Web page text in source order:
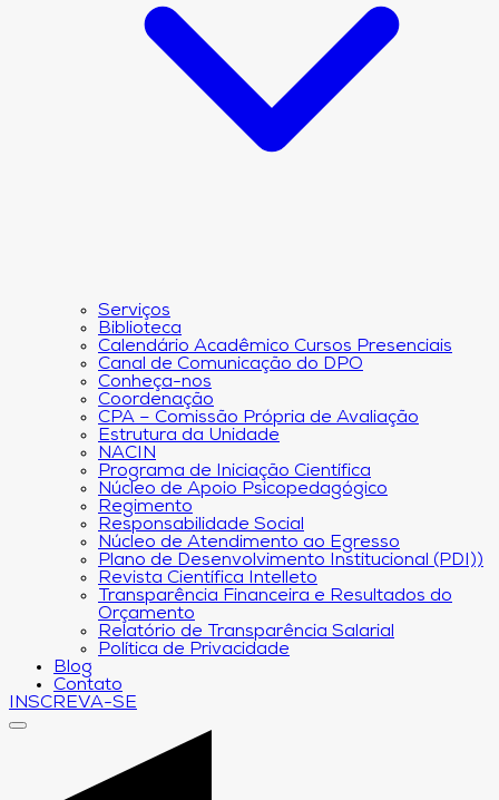
Serviços
Biblioteca
Calendário Acadêmico Cursos Presenciais
Canal de Comunicação do DPO
Conheça-nos
Coordenação
CPA – Comissão Própria de Avaliação
Estrutura da Unidade
NACIN
Programa de Iniciação Científica
Núcleo de Apoio Psicopedagógico
Regimento
Responsabilidade Social
Núcleo de Atendimento ao Egresso
Plano de Desenvolvimento Institucional (PDI))
Revista Científica Intelleto
Transparência Financeira e Resultados do
Orçamento
Relatório de Transparência Salarial
Política de Privacidade
Blog
Contato
INSCREVA-SE